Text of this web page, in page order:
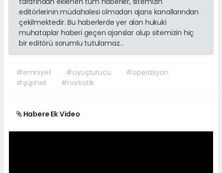
editörlerinin müdahalesi olmadan ajans kanallarından
çekilmektedir. Bu haberlerde yer alan hukuki
muhataplar haberi geçen ajanslar olup sitemizin hiç
bir editörü sorumlu tutulamaz...
#emniyet #uyuşturucu
#operasyon
#şüpheli
#narkotik
Habere Ek Video